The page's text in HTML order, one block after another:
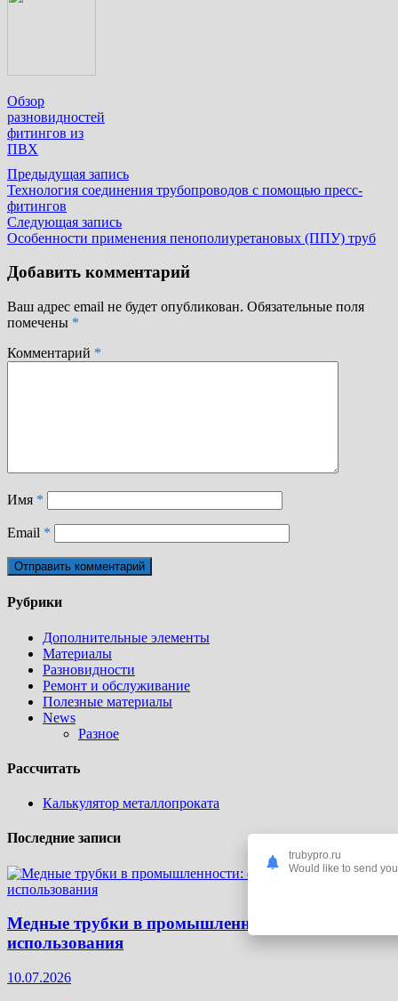
Обзор
разновидностей
фитингов из
ПВХ
Навигация
по
записям
Предыдущая записьПредыдущая
запись:
Технология соединения трубопроводов с помощью пресс-
фитингов
Следующая записьСледующая
запись:
Особенности применения пенополиуретановых (ППУ) труб
Добавить комментарий
Ваш адрес email не будет опубликован. Обязательные поля
помечены *
Комментарий *
Имя *
Email *
Рубрики
Дополнительные элементы
Материалы
Разновидности
Ремонт и обслуживание
Полезные материалы
News
Разное
Рассчитать
Калькулятор металлопроката
Последние записи
Медные трубки в промышленности: особенности
использования
10.07.2026
trubypro.ru
Would like to send